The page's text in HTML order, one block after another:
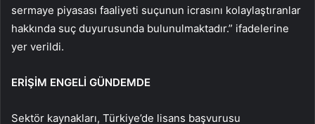
sermaye piyasası faaliyeti suçunun icrasını kolaylaştıranlar
hakkında suç duyurusunda bulunulmaktadır.” ifadelerine
yer verildi.
ERİŞİM ENGELİ GÜNDEMDE
Sektör kaynakları, Türkiye’de lisans başvurusu